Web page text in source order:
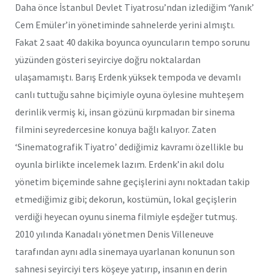
Daha önce İstanbul Devlet Tiyatrosu’ndan izlediğim ‘Yanık’
Cem Emüler’in yönetiminde sahnelerde yerini almıştı.
Fakat 2 saat 40 dakika boyunca oyuncuların tempo sorunu
yüzünden gösteri seyirciye doğru noktalardan
ulaşamamıştı. Barış Erdenk yüksek tempoda ve devamlı
canlı tuttuğu sahne biçimiyle oyuna öylesine muhteşem
derinlik vermiş ki, insan gözünü kırpmadan bir sinema
filmini seyredercesine konuya bağlı kalıyor. Zaten
‘Sinematografik Tiyatro’ dediğimiz kavramı özellikle bu
oyunla birlikte incelemek lazım. Erdenk’in akıl dolu
yönetim biçeminde sahne geçişlerini aynı noktadan takip
etmediğimiz gibi; dekorun, kostümün, lokal geçişlerin
verdiği heyecan oyunu sinema filmiyle eşdeğer tutmuş.
2010 yılında Kanadalı yönetmen Denis Villeneuve
tarafından aynı adla sinemaya uyarlanan konunun son
sahnesi seyirciyi ters köşeye yatırıp, insanın en derin